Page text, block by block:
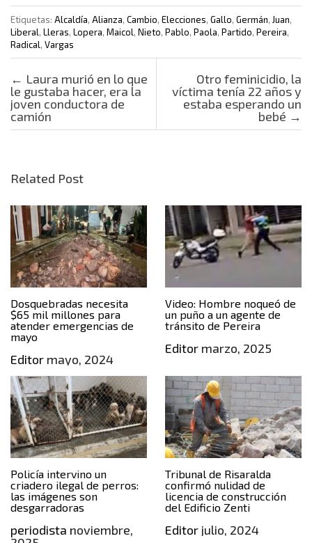
Etiquetas: Alcaldía, Alianza, Cambio, Elecciones, Gallo, Germán, Juan,
Liberal, Lleras, Lopera, Maicol, Nieto, Pablo, Paola, Partido, Pereira,
Radical, Vargas
Post navigation
← Laura murió en lo que
le gustaba hacer, era la
joven conductora de
camión
Otro feminicidio, la
víctima tenía 22 años y
estaba esperando un
bebé →
Related Post
Dosquebradas necesita
$65 mil millones para
atender emergencias de
mayo
Editor mayo, 2024
Video: Hombre noqueó de
un puño a un agente de
tránsito de Pereira
Editormarzo, 2025
Policía intervino un
criadero ilegal de perros:
las imágenes son
desgarradoras
periodista noviembre,
Tribunal de Risaralda
confirmó nulidad de
licencia de construcción
del Edificio Zenti
Editorjulio, 2024